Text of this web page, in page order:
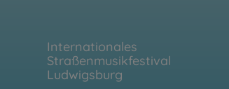
Internationales
Straßenmusikfestival
Ludwigsburg